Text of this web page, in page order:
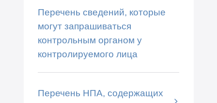
Перечень сведений, которые
могут запрашиваться
контрольным органом у
контролируемого лица
Перечень НПА, содержащих